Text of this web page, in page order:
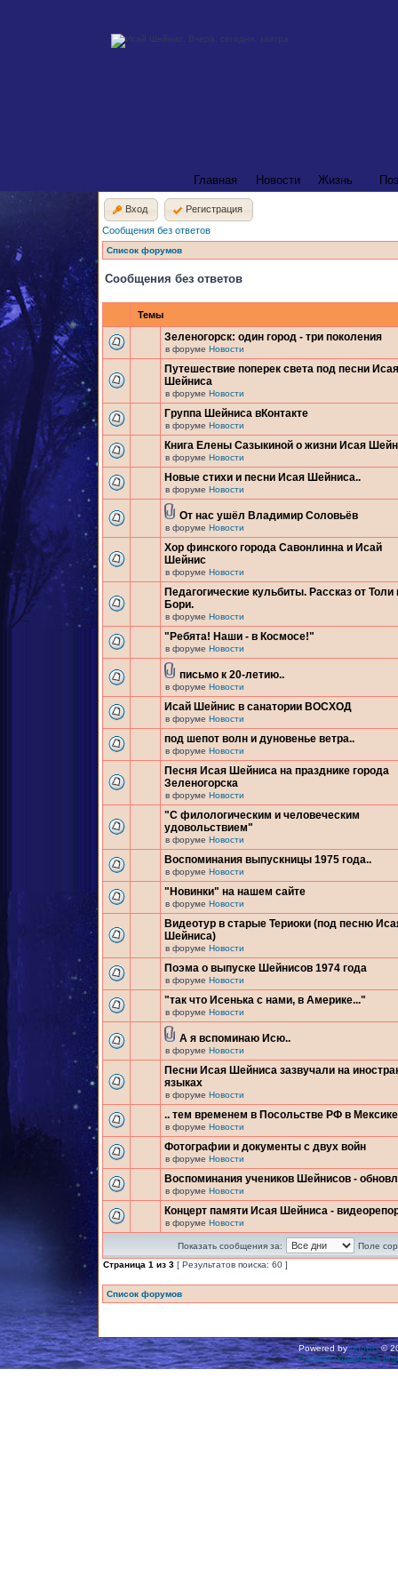
Главная Новости Жизнь
Вход
Регистрация
Сообщения без ответов
Список форумов
Сообщения без ответов
Темы
Зеленогорск: один город - три поколения
в форуме Новости
Путешествие поперек света под песни Исая
Шейниса
в форуме Новости
Группа Шейниса вКонтакте
в форуме Новости
Книга Елены Сазыкиной о жизни Исая
в форуме Новости
Новые стихи и песни Исая Шейниса..
в форуме Новости
От нас ушёл Владимир Соловьёв
в форуме Новости
Хор финского города Савонлинна и Исай
Шейнис
в форуме Новости
Педагогические кульбиты. Рассказ от Толи
Бори.
в форуме Новости
"Ребята! Наши - в Космосе!"
в форуме Новости
письмо к 20-летию..
в форуме Новости
Исай Шейнис в санатории ВОСХОД
в форуме Новости
под шепот волн и дуновенье ветра..
в форуме Новости
Песня Исая Шейниса на празднике города
Зеленогорска
в форуме Новости
"С филологическим и человеческим
удовольствием"
в форуме Новости
Воспоминания выпускницы 1975 года..
в форуме Новости
"Новинки" на нашем сайте
в форуме Новости
Видеотур в старые Териоки (под песню
Шейниса)
в форуме Новости
Поэма о выпуске Шейнисов 1974 года
в форуме Новости
"так что Исенька с нами, в Америке..."
в форуме Новости
А я вспоминаю Исю..
в форуме Новости
Песни Исая Шейниса зазвучали на
языках
в форуме Новости
.. тем временем в Посольстве РФ в
в форуме Новости
Фотографии и документы с двух войн
в форуме Новости
Воспоминания учеников Шейнисов -
в форуме Новости
Концерт памяти Исая Шейниса -
в форуме Новости
Показать сообщения за:
Поле
Страница 1 из 3 [ Результатов поиска: 60 ]
Список форумов
Powered byphpBB©
Русская поддержка